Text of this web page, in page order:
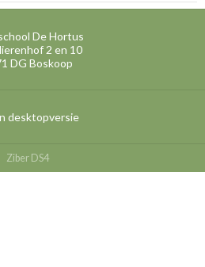
De Hortus
2 en 10
DG Boskoop
desktopversie
Ziber DS4